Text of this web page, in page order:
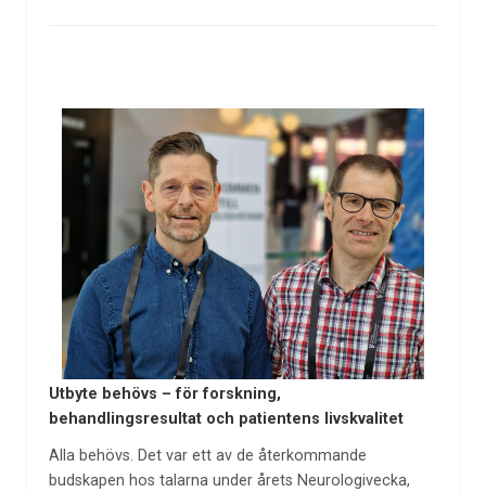
Utbyte behövs – för forskning,
behandlingsresultat och patientens livskvalitet
Alla behövs. Det var ett av de återkommande
budskapen hos talarna under årets Neurologivecka,